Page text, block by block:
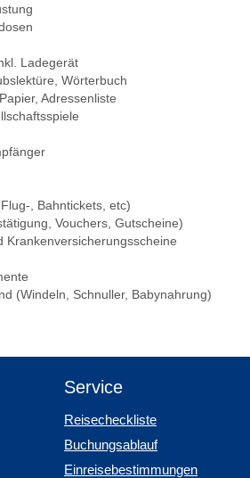
Ladegerät
Wörterbuch
Adressenliste
, Bahntickets, etc)
Vouchers, Gutscheine)
Krankenversicherungsscheine
(Windeln, Schnuller, Babynahrung)
Service
Reisecheckliste
Buchungsablauf
Einreisebestimmungen